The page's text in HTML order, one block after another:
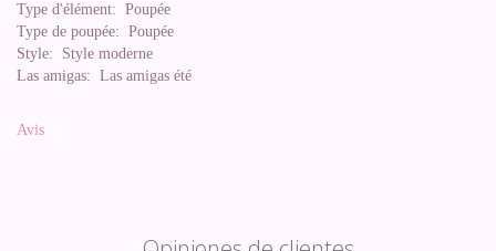
Type d'élément: Poupée
Type de poupée: Poupée
Style: Style moderne
Las amigas: Las amigas été
Avis